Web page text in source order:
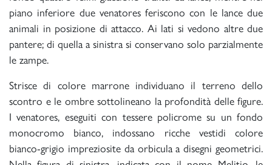
piano inferiore due venatores feriscono con le lance due
animali in posizione di attacco. Ai lati si vedono altre due
pantere; di quella a sinistra si conservano solo parzialmente
le zampe.
Strisce di colore marrone individuano il terreno dello
scontro e le ombre sottolineano la profondità delle figure.
I venatores, eseguiti con tessere policrome su un fondo
monocromo bianco, indossano ricche vestidi colore
bianco-grigio impreziosite da orbicula a disegni geometrici.